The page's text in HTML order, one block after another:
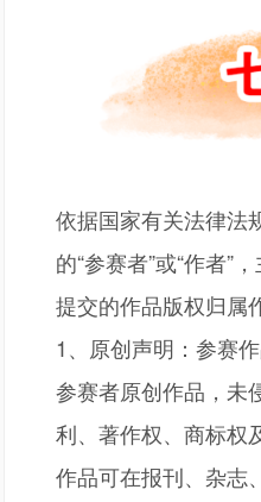
依据国家有关法律法
的“参赛者”或“作者”
提交的作品版权归属
1、原创声明：参赛
参赛者原创作品，未
利、著作权、商标权
作品可在报刊、杂志